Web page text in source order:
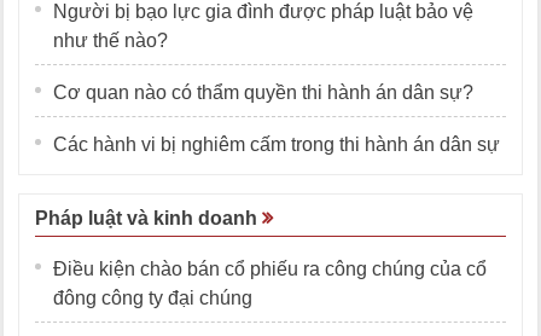
Người bị bạo lực gia đình được pháp luật bảo vệ
như thế nào?
Cơ quan nào có thẩm quyền thi hành án dân sự?
Các hành vi bị nghiêm cấm trong thi hành án dân sự
Pháp luật và kinh doanh
Điều kiện chào bán cổ phiếu ra công chúng của cổ
đông công ty đại chúng